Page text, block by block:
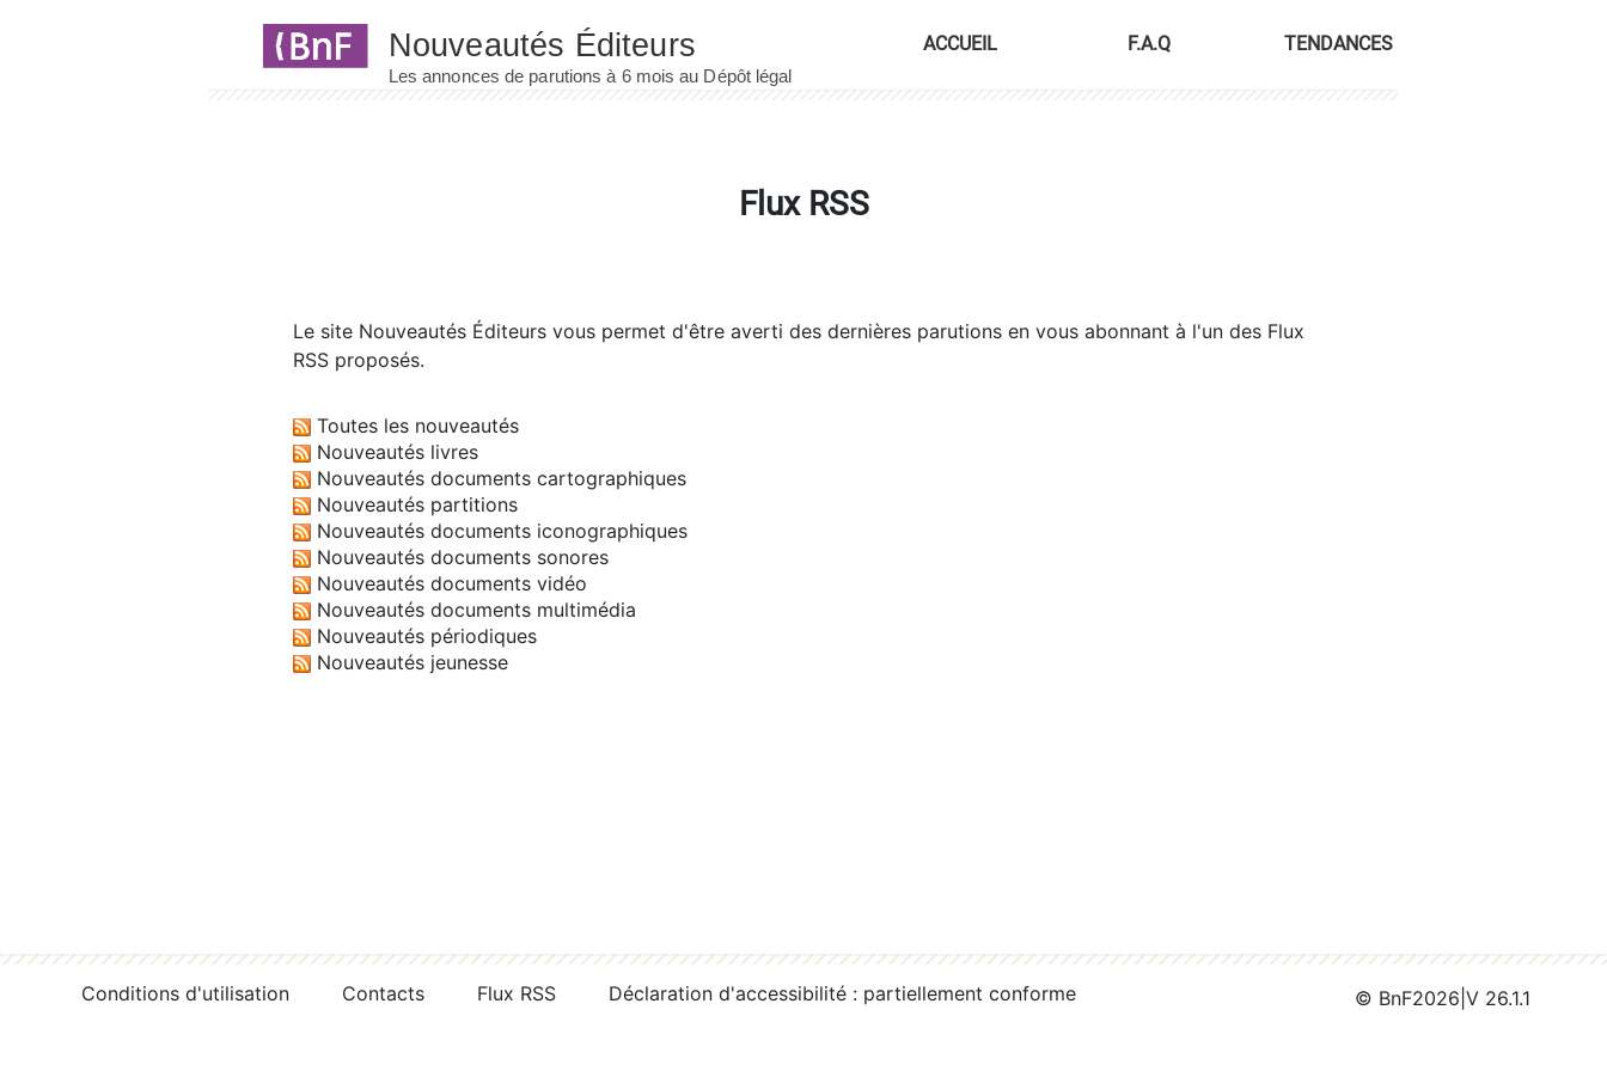
ACCUEIL F.A.Q TENDANCES
Flux RSS
Le site Nouveautés Éditeurs vous permet d'être averti des dernières parutions en vous abonnant à l'un des Flux
RSS proposés.
Toutes les nouveautés
Nouveautés livres
Nouveautés documents cartographiques
Nouveautés partitions
Nouveautés documents iconographiques
Nouveautés documents sonores
Nouveautés documents vidéo
Nouveautés documents multimédia
Nouveautés périodiques
Nouveautés jeunesse
Conditions d'utilisation Contacts Flux RSS Déclaration d'accessibilité : partiellement conforme © BnF2026 V 26.1.1